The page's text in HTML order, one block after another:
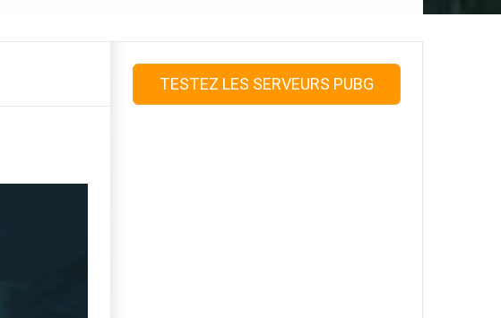
TESTEZ LES SERVEURS PUBG